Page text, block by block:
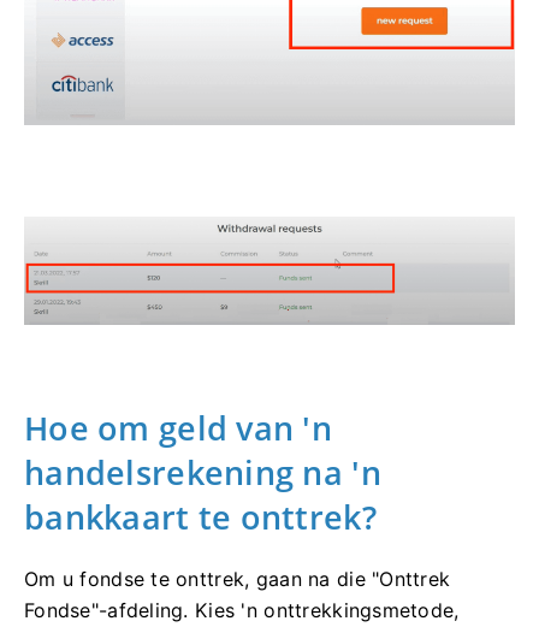
Hoe om geld van 'n
handelsrekening na 'n
bankkaart te onttrek?
Om u fondse te onttrek, gaan na die "Onttrek
Fondse"-afdeling. Kies 'n onttrekkingsmetode,